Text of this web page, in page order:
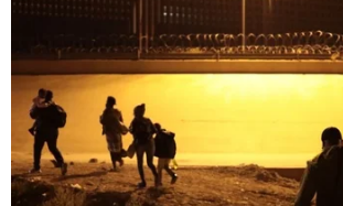
Italy: Bầu cử trước thời hạn
vào tháng 2/2017
06/12/2016 13:06
Bộ trưởng Nội vụ Italy Angelino Alfano